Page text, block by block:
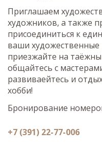
Приглашаем
художников, а также
присоединиться к
ваши художественные
приезжайте на
общайтесь с
развиваейтесь и
хобби!
Бронирование
+7 (391) 22-77-006